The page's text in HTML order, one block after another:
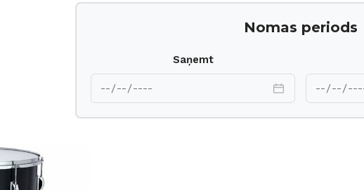
Nomas periods
Saņemt